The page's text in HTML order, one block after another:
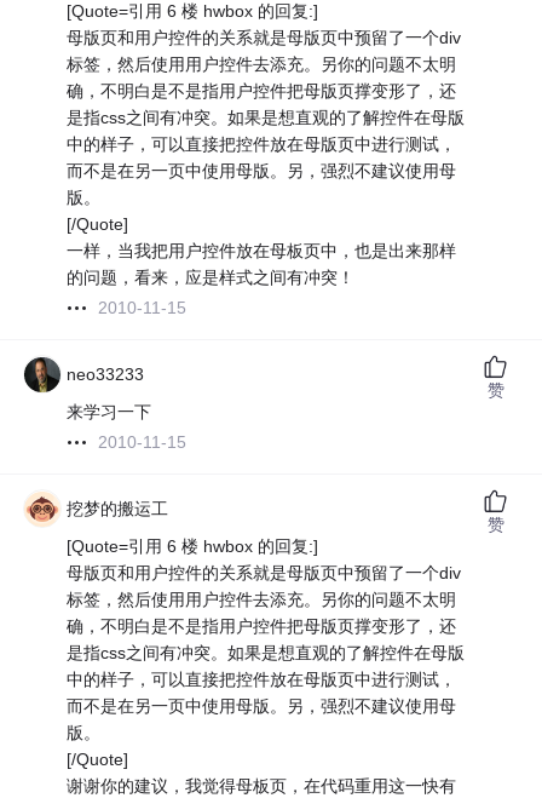
[Quote=引用 6 楼 hwbox 的回复:]
母版页和用户控件的关系就是母版页中预留了一个div
标签，然后使用用户控件去添充。另你的问题不太明
确，不明白是不是指用户控件把母版页撑变形了，还
是指css之间有冲突。如果是想直观的了解控件在母版
中的样子，可以直接把控件放在母版页中进行测试，
而不是在另一页中使用母版。另，强烈不建议使用母
版。
[/Quote]
一样，当我把用户控件放在母板页中，也是出来那样
的问题，看来，应是样式之间有冲突！
2010-11-15
neo33233
来学习一下
2010-11-15
赞
挖梦的搬运工
[Quote=引用 6 楼 hwbox 的回复:]
母版页和用户控件的关系就是母版页中预留了一个div
标签，然后使用用户控件去添充。另你的问题不太明
确，不明白是不是指用户控件把母版页撑变形了，还
是指css之间有冲突。如果是想直观的了解控件在母版
中的样子，可以直接把控件放在母版页中进行测试，
而不是在另一页中使用母版。另，强烈不建议使用母
版。
[/Quote]
谢谢你的建议，我觉得母板页，在代码重用这一快有
赞